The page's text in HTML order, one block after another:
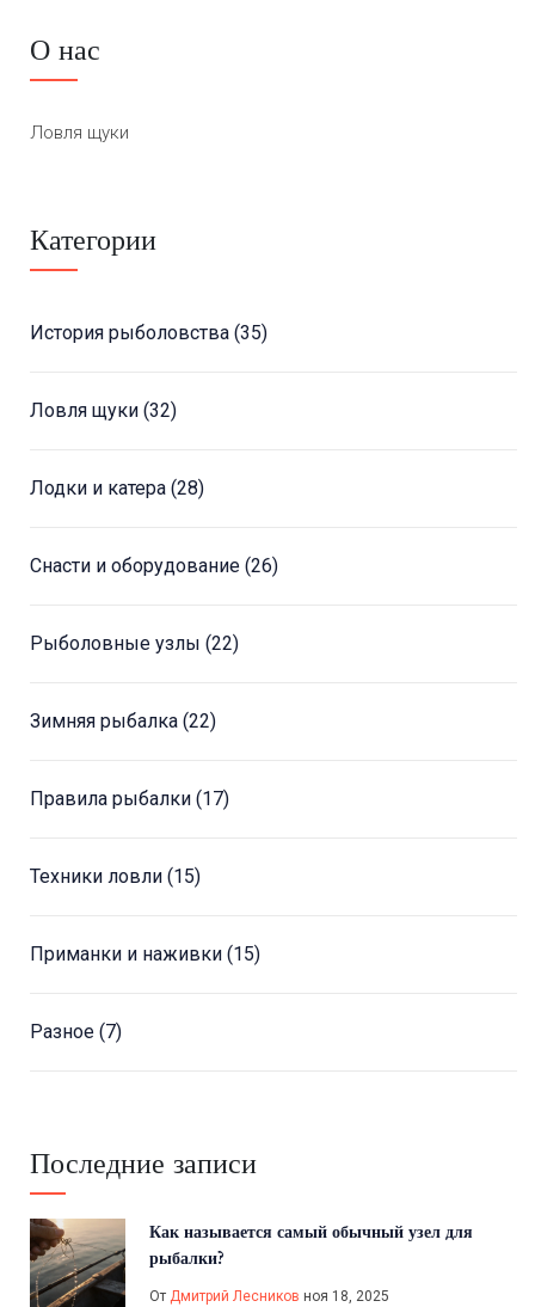
О нас
Ловля щуки
Категории
История рыболовства (35)
Ловля щуки (32)
Лодки и катера (28)
Снасти и оборудование (26)
Рыболовные узлы (22)
Зимняя рыбалка (22)
Правила рыбалки (17)
Техники ловли (15)
Приманки и наживки (15)
Разное (7)
Последние записи
Как называется самый обычный узел для
рыбалки?
От Дмитрий Лесников ноя 18, 2025